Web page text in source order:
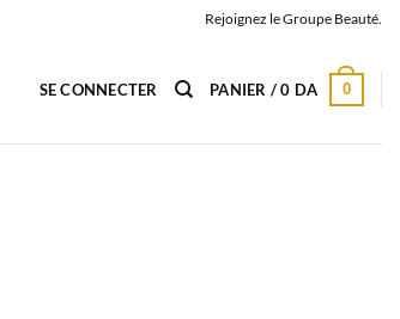
Rejoignez le Groupe Beauté.
SE CONNECTER PANIER /0 DA 0